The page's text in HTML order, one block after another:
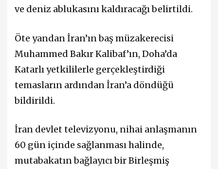
ve deniz ablukasını kaldıracağı belirtildi.
Öte yandan İran’ın baş müzakerecisi
Muhammed Bakır Kalibaf’ın, Doha’da
Katarlı yetkililerle gerçekleştirdiği
temasların ardından İran’a döndüğü
bildirildi.
İran devlet televizyonu, nihai anlaşmanın
60 gün içinde sağlanması halinde,
mutabakatın bağlayıcı bir Birleşmiş